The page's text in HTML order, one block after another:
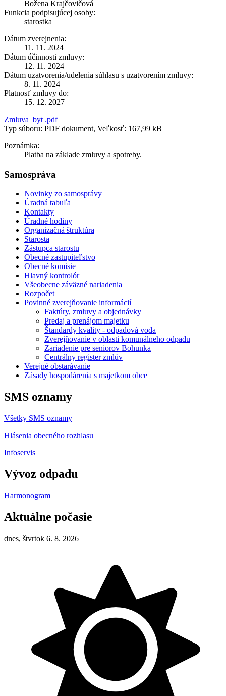
Božena Krajčovičová
Funkcia podpisujúcej osoby:
starostka
Dátum zverejnenia:
11. 11. 2024
Dátum účinnosti zmluvy:
12. 11. 2024
Dátum uzatvorenia/udelenia súhlasu s uzatvorením zmluvy:
8. 11. 2024
Platnosť zmluvy do:
15. 12. 2027
Zmluva_byt .pdf
Typ súboru: PDF dokument, Veľkosť: 167,99 kB
Poznámka:
Platba na základe zmluvy a spotreby.
Samospráva
Novinky zo samosprávy
Úradná tabuľa
Kontakty
Úradné hodiny
Organizačná štruktúra
Starosta
Zástupca starostu
Obecné zastupiteľstvo
Obecné komisie
Hlavný kontrolór
Všeobecne záväzné nariadenia
Rozpočet
Povinné zverejňovanie informácií
Faktúry, zmluvy a objednávky
Predaj a prenájom majetku
Štandardy kvality - odpadová voda
Zverejňovanie v oblasti komunálneho odpadu
Zariadenie pre seniorov Bohunka
Centrálny register zmlúv
Verejné obstarávanie
Zásady hospodárenia s majetkom obce
SMS oznamy
Všetky SMS oznamy
Hlásenia obecného rozhlasu
Infoservis
Vývoz odpadu
Harmonogram
Aktuálne počasie
dnes, štvrtok 6. 8. 2026